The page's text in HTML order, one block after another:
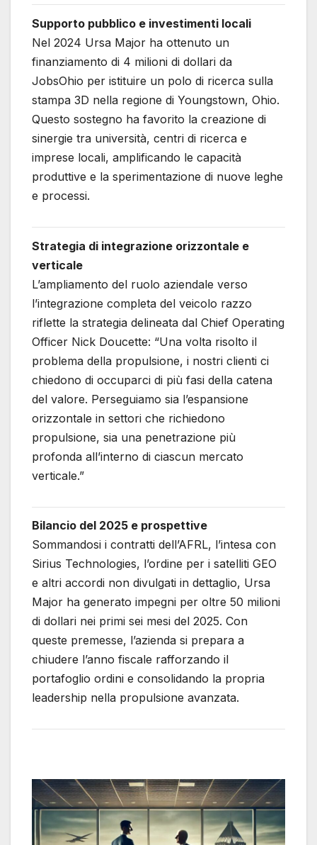
Supporto pubblico e investimenti locali
Nel 2024 Ursa Major ha ottenuto un
finanziamento di 4 milioni di dollari da
JobsOhio per istituire un polo di ricerca sulla
stampa 3D nella regione di Youngstown, Ohio.
Questo sostegno ha favorito la creazione di
sinergie tra università, centri di ricerca e
imprese locali, amplificando le capacità
produttive e la sperimentazione di nuove leghe
e processi.
Strategia di integrazione orizzontale e
verticale
L’ampliamento del ruolo aziendale verso
l’integrazione completa del veicolo razzo
riflette la strategia delineata dal Chief Operating
Officer Nick Doucette: “Una volta risolto il
problema della propulsione, i nostri clienti ci
chiedono di occuparci di più fasi della catena
del valore. Perseguiamo sia l’espansione
orizzontale in settori che richiedono
propulsione, sia una penetrazione più
profonda all’interno di ciascun mercato
verticale.”
Bilancio del 2025 e prospettive
Sommandosi i contratti dell’AFRL, l’intesa con
Sirius Technologies, l’ordine per i satelliti GEO
e altri accordi non divulgati in dettaglio, Ursa
Major ha generato impegni per oltre 50 milioni
di dollari nei primi sei mesi del 2025. Con
queste premesse, l’azienda si prepara a
chiudere l’anno fiscale rafforzando il
portafoglio ordini e consolidando la propria
leadership nella propulsione avanzata.